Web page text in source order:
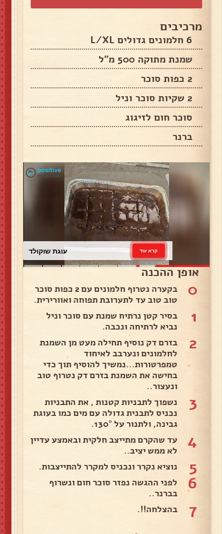
מרכיבים
6 חלמונים גדולים L/XL
שמנת מתוקה 500 מ"ל
2 כפות סוכר
2 שקיות סוכר וניל
סוכר חום לזיגוג
ברנר
עוגת שוקולד קרא עוד
אופן ההכנה
0
בקערה נטרוף חלמונים עם 2 כפות סוכר
טוב טוב עד לתערובת תפוחה ואוורירית.
1
בסיר קטן נרתיח שמנת עם סוכר וניל
נביא לרתיחה ונכבה.
2
בזרם דק נוסיף תחילה מעט מן השמנת
לחלמונים ונערבב לאיחוד
טמפרטורות...נמשיך להוסיף תוך כדי
בחישה את השמנת בזרם דק נטרוף טוב
ונעצור..
3
נשפוך לתבניות קטנות , את התבניות
נכניס לתבנית גדולה עם מים כמו בעוגת
גבינה, ולתנור על 130°.
4
עד שהקרם מתייצב חלקית ובאמצע עדיין
לא ממש יציב..
5 נוציא נקרר ונכניס למקרר להתייצבות.
6
לפני ההגשה נפזר סוכר חום ונשרוף
בברנר..
7 בהצלחה!!.